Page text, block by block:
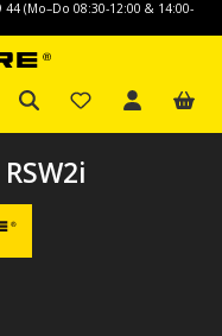
(Mo–Do 08:30-12:00 & 14:00-